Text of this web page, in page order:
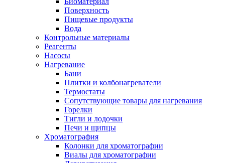
Поверхность
Пищевые продукты
Вода
Контрольные материалы
Реагенты
Насосы
Нагревание
Бани
Плитки и колбонагреватели
Термостаты
Сопутствующие товары для нагревания
Горелки
Тигли и лодочки
Печи и щипцы
Хроматография
Колонки для хроматографии
Виалы для хроматографии